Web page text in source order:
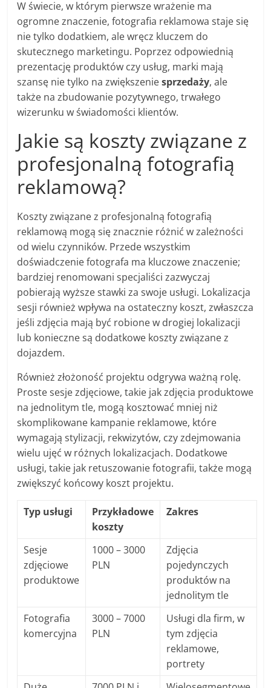
W świecie, w którym pierwsze wrażenie ma
ogromne znaczenie, fotografia reklamowa staje się
nie tylko dodatkiem, ale wręcz kluczem do
skutecznego marketingu. Poprzez odpowiednią
prezentację produktów czy usług, marki mają
szansę nie tylko na zwiększeniesprzedaży, ale
także na zbudowanie pozytywnego, trwałego
wizerunku w świadomości klientów.
Jakie są koszty związane z
profesjonalną fotografią
reklamową?
Koszty związane z profesjonalną fotografią
reklamową mogą się znacznie różnić w zależności
od wielu czynników. Przede wszystkim
doświadczenie fotografa ma kluczowe znaczenie;
bardziej renomowani specjaliści zazwyczaj
pobierają wyższe stawki za swoje usługi. Lokalizacja
sesji również wpływa na ostateczny koszt, zwłaszcza
jeśli zdjęcia mają być robione w drogiej lokalizacji
lub konieczne są dodatkowe koszty związane z
dojazdem.
Również złożoność projektu odgrywa ważną rolę.
Proste sesje zdjęciowe, takie jak zdjęcia produktowe
na jednolitym tle, mogą kosztować mniej niż
skomplikowane kampanie reklamowe, które
wymagają stylizacji, rekwizytów, czy zdejmowania
wielu ujęć w różnych lokalizacjach. Dodatkowe
usługi, takie jak retuszowanie fotografii, także mogą
zwiększyć końcowy koszt projektu.
Typ usługi
Przykładowe
koszty
Zakres
Sesje
zdjęciowe
produktowe
1000 – 3000
PLN
Zdjęcia
pojedynczych
produktów na
jednolitym tle
Fotografia
komercyjna
3000 – 7000
PLN
Usługi dla firm, w
tym zdjęcia
reklamowe,
portrety